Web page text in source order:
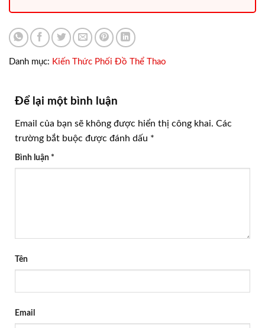
Danh mục: Kiến Thức Phối Đồ Thể Thao
Để lại một bình luận
Email của bạn sẽ không được hiển thị công khai. Các
trường bắt buộc được đánh dấu *
Bình luận *
Tên
Email